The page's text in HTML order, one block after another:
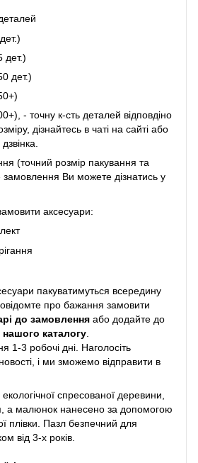
дет.)
дет.)
- точну к-сть деталей відповдіно
дізнайтесь в чаті на сайті або
(точний розмір пакування та
Ви можете дізнатись у
аксесуари:
пакуватимуться всередину
про бажання замовити
до замовлення або додайте до
нашого каталогу
1-3 робочі дні. Наголосіть
і ми зможемо відправити в
спресованої деревини,
а малюнок нанесено за допомогою
плівки. Пазл безпечний для
від 3-х років.